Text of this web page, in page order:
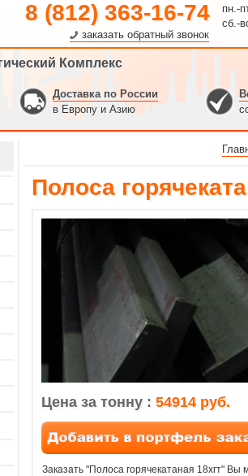
8 (812) 363-16-74
заказать обратный звонок
пн.-
сб.-
Комплекс
Доставка по России
в Европу и Азию
Полоса
Цена за тонну : 54914 руб.
Заказать "Полоса горячекатаная 18хгт" Вы